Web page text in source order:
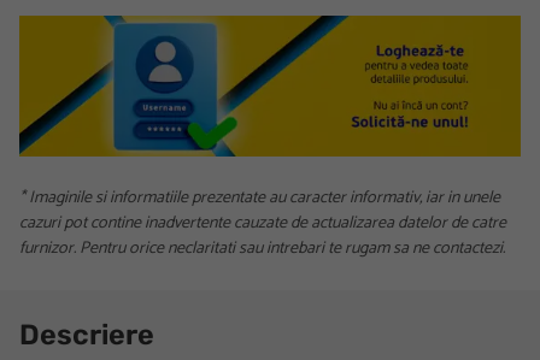
* Imaginile si informatiile prezentate au caracter informativ, iar in unele
cazuri pot contine inadvertente cauzate de actualizarea datelor de catre
furnizor. Pentru orice neclaritati sau intrebari te rugam sa ne contactezi.
Descriere